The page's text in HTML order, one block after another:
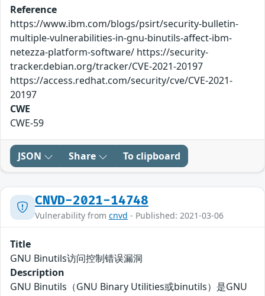
Reference
https://www.ibm.com/blogs/psirt/security-bulletin-
multiple-vulnerabilities-in-gnu-binutils-affect-ibm-
netezza-platform-software/ https://security-
tracker.debian.org/tracker/CVE-2021-20197
https://access.redhat.com/security/cve/CVE-2021-
20197
CWE
CWE-59
JSON Share To clipboard
CNVD-2021-14748
Vulnerability from cnvd - Published: 2021-03-06
Title
GNU Binutils访问控制错误漏洞
Description
GNU Binutils（GNU Binary Utilities或binutils）是GNU